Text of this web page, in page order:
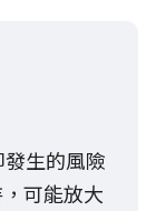
生的風險
可能放大